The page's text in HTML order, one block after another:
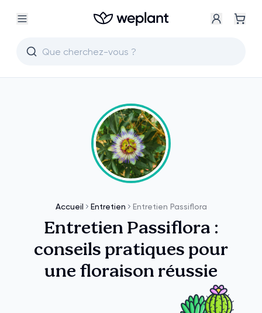
Accueil Entretien Entretien Passiflora
Entretien Passiflora :
conseils pratiques pour
une floraison réussie